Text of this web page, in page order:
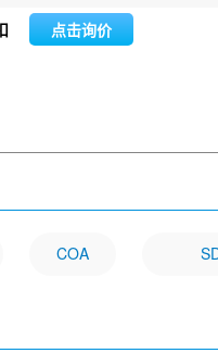
点击询价
COA